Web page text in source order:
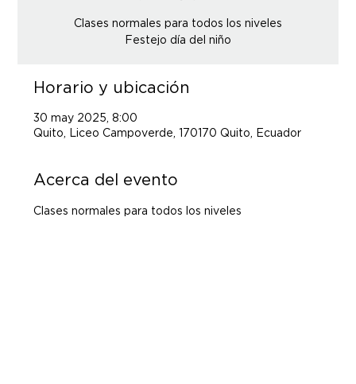
Clases normales para todos los niveles
Horario y ubicación
30 may 2025, 8:00
Quito, Liceo Campoverde, 170170 Quito, Ecuador
Acerca del evento
Clases normales para todos los niveles